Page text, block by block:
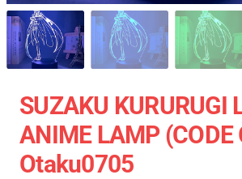
SUZAKU KURURUGI
ANIME LAMP (CODE
Otaku0705